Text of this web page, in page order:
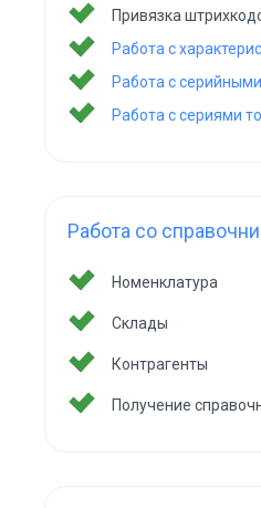
Привязка
Работа с
Работа с
Работа с сериями
Работа со
Номенклатура
Склады
Контрагенты
Получение